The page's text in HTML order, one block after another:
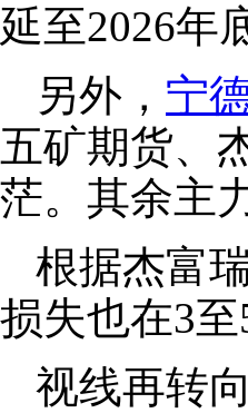
延至2026年
另外， 宁
五矿期货、
茫。其余主
根据杰富
损失也在3
视线再转